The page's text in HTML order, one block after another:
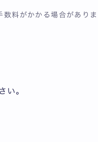
料がかかる場合がありま
い。